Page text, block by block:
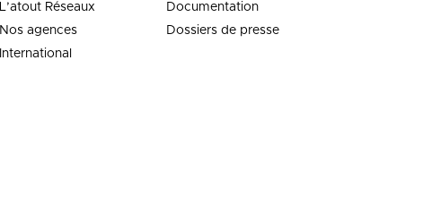
L’atout Réseaux
Nos agences
International
Documentation
Dossiers de presse